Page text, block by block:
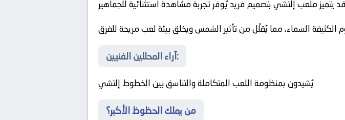
قد يتميز ملعب إلتشي بتصميم فريد يُوفر تجربة مشاهدة استثنائية للجماهير
السماء، مما يُقلّل من تأثير الشمس ويخلق بيئة لعب مريحة للفرق
آراء المحللين الفنيين:
يُشيدون بمنظومة اللعب المتكاملة والتناسق بين الخطوط إلتشي
من يملك الحظوظ الأكبر؟